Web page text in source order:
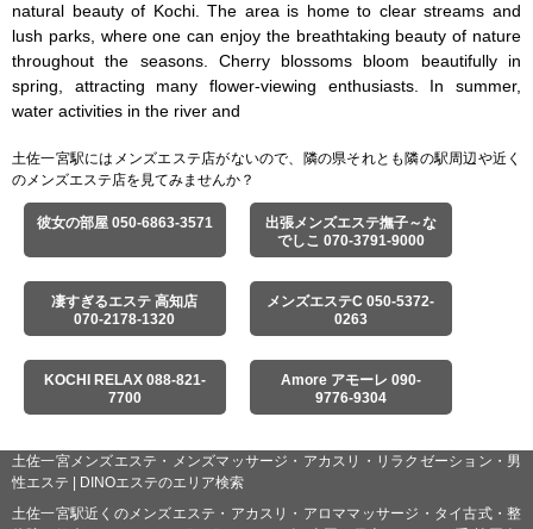
natural beauty of Kochi. The area is home to clear streams and
lush parks, where one can enjoy the breathtaking beauty of nature
throughout the seasons. Cherry blossoms bloom beautifully in
spring, attracting many flower-viewing enthusiasts. In summer,
water activities in the river and
土佐一宮駅にはメンズエステ店がないので、隣の県それとも隣の駅周辺や近く
のメンズエステ店を見てみませんか？
彼女の部屋 050-6863-3571
出張メンズエステ撫子～な
でしこ 070-3791-9000
凄すぎるエステ 高知店
070-2178-1320
メンズエステC 050-5372-
0263
KOCHI RELAX 088-821-
7700
Amore アモーレ 090-
9776-9304
土佐一宮メンズエステ・メンズマッサージ・アカスリ・リラクゼーション・男
性エステ | DINOエステのエリア検索
土佐一宮駅近くのメンズエステ・アカスリ・アロママッサージ・タイ古式・整